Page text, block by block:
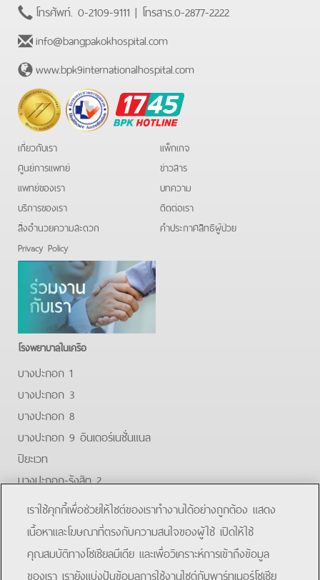
โทรศัพท์. 0-2109-9111 | โทรสาร.0-2877-2222
info@bangpakokhospital.com
www.bpk9internationalhospital.com
BPK
Hotline
เกี่ยวกับเรา
ศูนย์การแพทย์
แพทย์ของเรา
บริการของเรา
สิ่งอำนวยความสะดวก
Privacy Policy
แพ็กเกจ
ข่าวสาร
บทความ
ติดต่อเรา
คําประกาศสิทธิผู้ป่วย
โรงพยาบาลในเครือ
บางปะกอก 1
บางปะกอก 3
บางปะกอก 8
บางปะกอก 9 อินเตอร์เนชั่นแนล
ปิยะเวท
บางปะกอก-รังสิต 2
บางปะกอกสมุทรปราการ
FacebookYoutubeLine
โรงพยาบาลบางปะกอก 9 อินเตอร์เนชั่นแนล
เราใช้คุกกี้เพื่อช่วยให้ไซต์ของเราทำงานได้อย่างถูกต้อง แสดง
เนื้อหาและโฆษณาที่ตรงกับความสนใจของผู้ใช้ เปิดให้ใช้
คุณสมบัติทางโซเชียลมีเดีย และเพื่อวิเคราะห์การเข้าถึงข้อมูล
ของเรา เรายังแบ่งปันข้อมูลการใช้งานไซต์กับพาร์ทเนอร์โซเชีย